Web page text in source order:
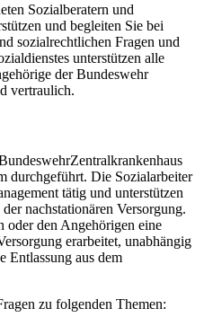
Sozialberatern und
und begleiten Sie bei
sozialrechtlichen Fragen und
unterstützen alle
der Bundeswehr
vertraulich.
durchgeführt. Die Sozialarbeiter
tätig und unterstützen
der nachstationären Versorgung.
den Angehörigen eine
erarbeitet, unabhängig
Entlassung aus dem
zu folgenden Themen: